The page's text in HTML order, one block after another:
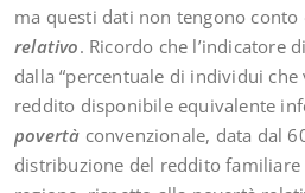
ma questi dati non tengono conto
relativo. Ricordo che l’indicatore di
dalla “percentuale di individui
reddito disponibile equivalente
povertà convenzionale, data dal
distribuzione del reddito familiare